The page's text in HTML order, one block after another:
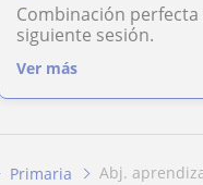
Combinación
siguiente sesión.
Ver más
Primaria abj.